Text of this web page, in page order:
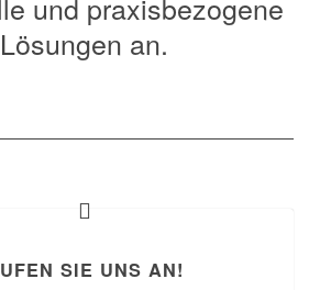
Lösungen an.
SIE UNS AN!